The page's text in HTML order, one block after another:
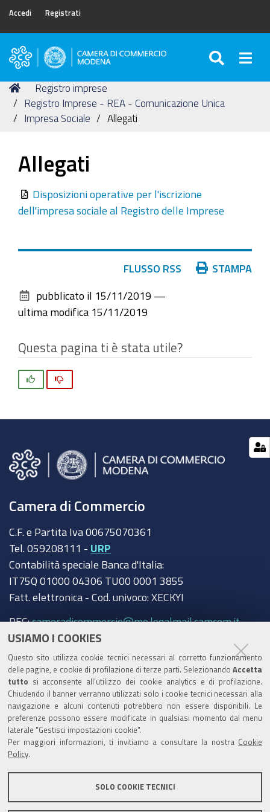
USIAMO I COOKIES
Questo sito utilizza cookie tecnici necessari al corretto funzionamento
delle pagine, e cookie di profilazione di terze parti. Selezionando Accetta
tutto si acconsente all’utilizzo dei cookie analytics e di profilazione.
Chiudendo il banner verranno utilizzati solo i cookie tecnici necessari alla
navigazione e alcuni contenuti potrebbero non essere disponibili. Le
preferenze possono essere modificate in qualsiasi momento dal menu
laterale "Gestisci impostazioni cookie".
Per maggiori informazioni, ti invitiamo a consultare la nostra Cookie
Policy
SOLO COOKIE TECNICI
Accedi Registrati
Camera
Commercio
di
Modena
Tu
sei
qui:
Home
Registro imprese
Registro Imprese - REA - Comunicazione Unica
Impresa Sociale
Allegati
Allegati
Disposizioni operative per l'iscrizione
dell'impresa sociale al Registro delle Imprese
documento
FLUSSO RSS STAMPA
pubblicato il 15/11/2019 —
ultima modifica 15/11/2019
Questa pagina ti è stata utile?
Camera di Commercio
C.F. e Partita Iva 00675070361
Tel. 059208111 - URP
Contabilità speciale Banca d'Italia:
IT75Q 01000 04306 TU00 0001 3855
Fatt. elettronica - Cod. univoco: XECKYI
PEC:cameradicommercio@mo.legalmail.camcom.it
Trasparenza
Amministrazione trasparente
Albo Camerale
Pubblicità Legale
Area riservata Amministratori